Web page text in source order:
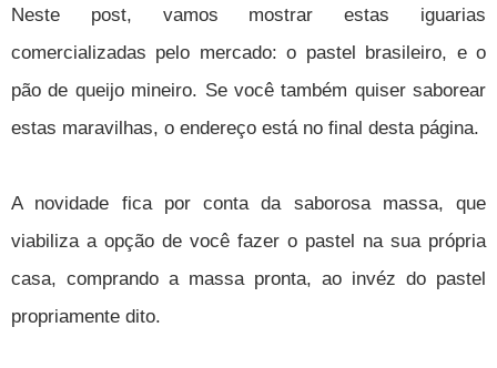
Neste post, vamos mostrar estas iguarias
comercializadas pelo mercado: o pastel brasileiro, e o
pão de queijo mineiro. Se você também quiser saborear
estas maravilhas, o endereço está no final desta página.
A novidade fica por conta da saborosa massa, que
viabiliza a opção de você fazer o pastel na sua própria
casa, comprando a massa pronta, ao invéz do pastel
propriamente dito.